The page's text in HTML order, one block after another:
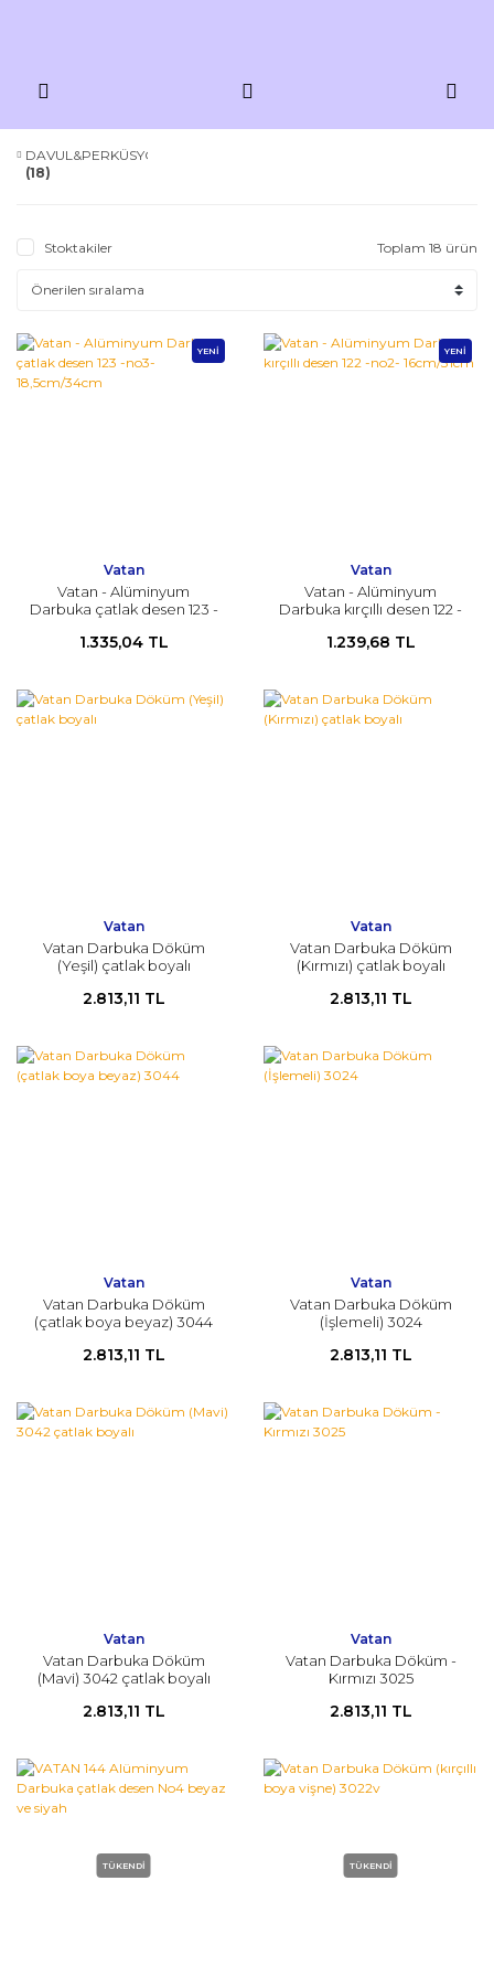
DAVUL&PERKÜSYON
(18)
Stoktakiler Toplam 18 ürün
YENİ
Vatan
Vatan - Alüminyum
Darbuka çatlak desen 123 -
1.335,04 TL
YENİ
Vatan
Vatan - Alüminyum
Darbuka kırçıllı desen 122 -
1.239,68 TL
Vatan
Vatan Darbuka Döküm
(Yeşil) çatlak boyalı
2.813,11 TL
Vatan
Vatan Darbuka Döküm
(Kırmızı) çatlak boyalı
2.813,11 TL
Vatan
Vatan Darbuka Döküm
(çatlak boya beyaz) 3044
2.813,11 TL
Vatan
Vatan Darbuka Döküm
(İşlemeli) 3024
2.813,11 TL
Vatan
Vatan Darbuka Döküm
(Mavi) 3042 çatlak boyalı
2.813,11 TL
Vatan
Vatan Darbuka Döküm -
Kırmızı 3025
2.813,11 TL
TÜKENDİ TÜKENDİ